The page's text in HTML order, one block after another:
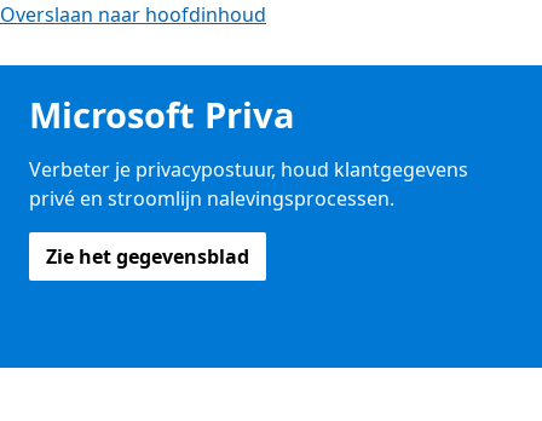
Overslaan naar hoofdinhoud
Microsoft Priva
Verbeter je privacypostuur, houd klantgegevens
privé en stroomlijn nalevingsprocessen.
Zie het gegevensblad